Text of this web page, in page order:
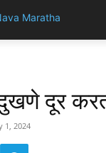
दूर
1, 2024